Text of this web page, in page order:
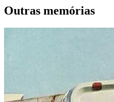
Outras memórias